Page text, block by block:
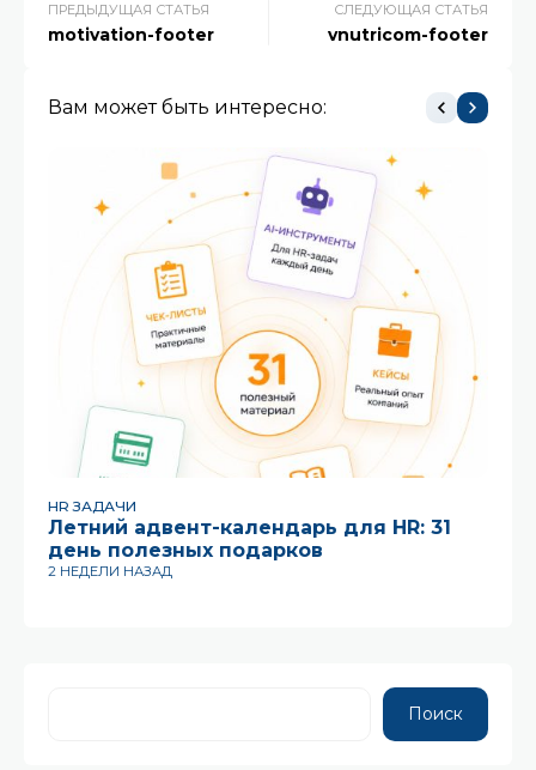
ПРЕДЫДУЩАЯ СТАТЬЯ
motivation-footer
СЛЕДУЮЩАЯ СТАТЬЯ
vnutricom-footer
Вам может быть интересно:
HR ЗАДАЧИ
Летний адвент-календарь для HR: 31
день полезных подарков
2 НЕДЕЛИ НАЗАД
Поиск